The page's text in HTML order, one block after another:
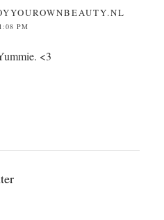
PM
<3